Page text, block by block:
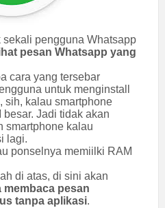
pengguna Whatsapp
pesan Whatsapp yang
cara yang tersebar
untuk menginstall
sih, kalau smartphone
Jadi tidak akan
smartphone kalau
lagi.
ponselnya memiilki RAM
di atas, di sini akan
membaca pesan
tanpa aplikasi.